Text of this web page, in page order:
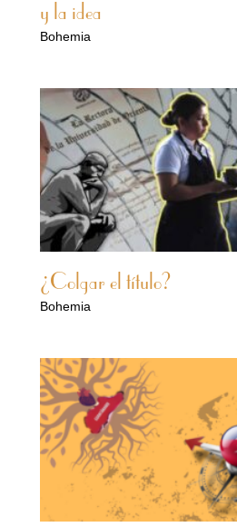
y la idea
Bohemia
¿Colgar el título?
Bohemia